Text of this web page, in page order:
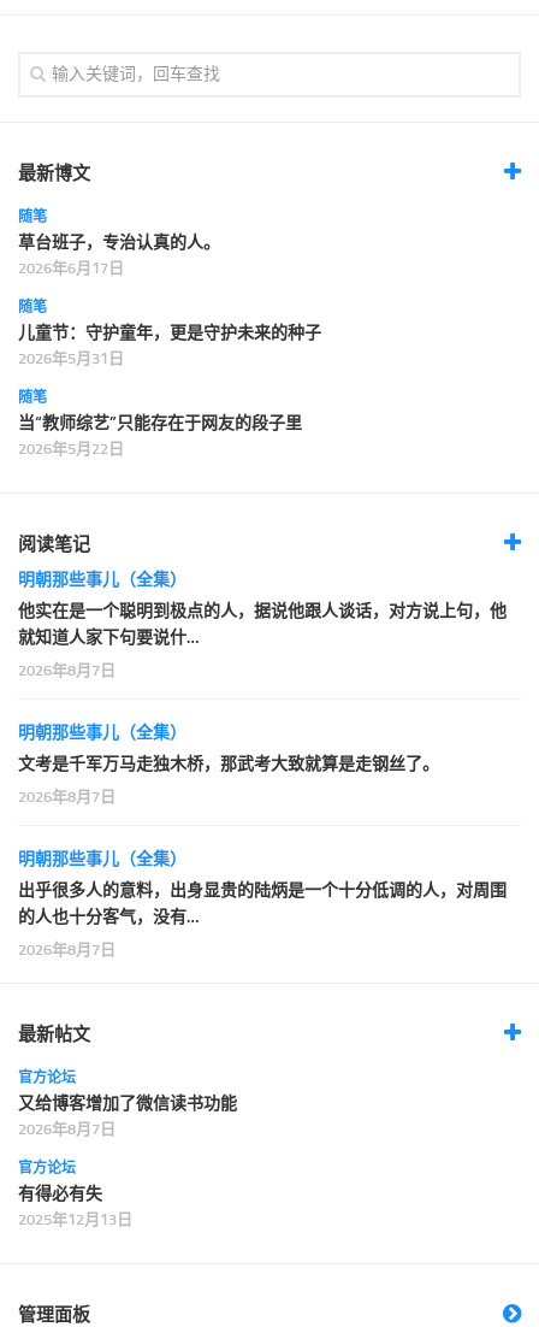
最新博文
随笔
草台班子，专治认真的人。
2026年6月17日
随笔
儿童节：守护童年，更是守护未来的种子
2026年5月31日
随笔
当“教师综艺”只能存在于网友的段子里
2026年5月22日
阅读笔记
明朝那些事儿（全集）
他实在是一个聪明到极点的人，据说他跟人谈话，对方说上句，他
就知道人家下句要说什…
2026年8月7日
明朝那些事儿（全集）
文考是千军万马走独木桥，那武考大致就算是走钢丝了。
2026年8月7日
明朝那些事儿（全集）
出乎很多人的意料，出身显贵的陆炳是一个十分低调的人，对周围
的人也十分客气，没有…
2026年8月7日
最新帖文
官方论坛
又给博客增加了微信读书功能
2026年8月7日
官方论坛
有得必有失
2025年12月13日
管理面板